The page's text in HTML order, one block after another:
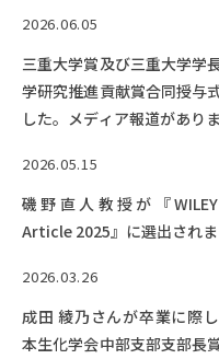
大学生活
教員一覧
2026.06.05
三重大学賞及び三重大学学
学研究推進貢献賞合同授与
した。メディア報道がありま
2026.05.15
磯野直人教授が『
Article 2025』に選出されま
2026.03.26
成田 綾乃さんが卒業に際
本生化学会中部支部支部長